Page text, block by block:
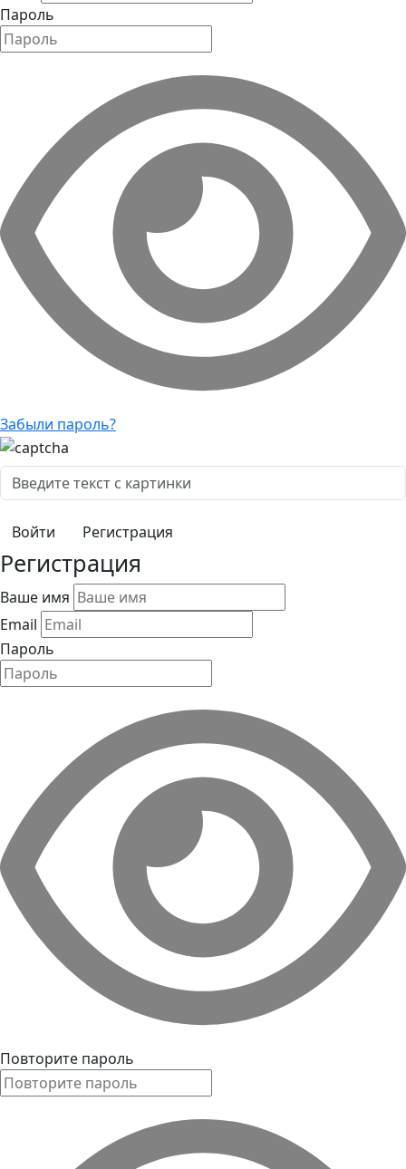
Пароль
Забыли пароль?
Регистрация
Регистрация
Ваше имя
Email
Пароль
Повторите пароль